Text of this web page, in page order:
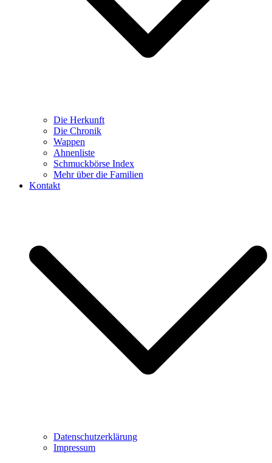
Die Herkunft
Die Chronik
Wappen
Ahnenliste
Schmuckbörse Index
Mehr über die Familien
Kontakt
Datenschutzerklärung
Impressum